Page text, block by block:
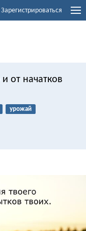
Зарегистрироваться
и от начатков
урожай